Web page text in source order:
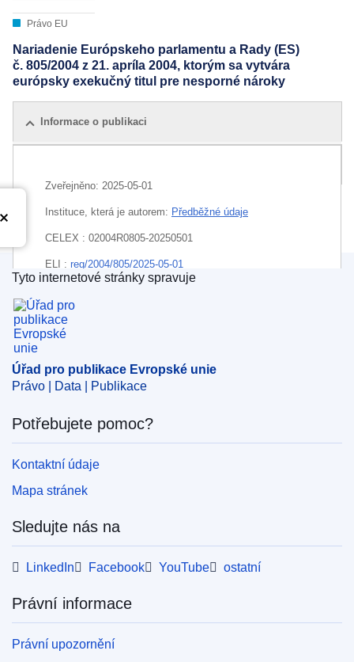
Právo EU
Nariadenie Európskeho parlamentu a Rady (ES)
č. 805/2004 z 21. apríla 2004, ktorým sa vytvára
európsky exekučný titul pre nesporné nároky
Informace o publikaci
Zveřejněno: 2025-05-01
Instituce, která je autorem: Předběžné údaje
CELEX : 02004R0805-20250501
ELI : reg/2004/805/2025-05-01
EDITION : bd095a0d-6502-11ed-9f85-01aa75ed71a1
EDITION : 0f05e089-0b03-4faa-9398-cf3677798bdc
Úřad pro publikace Evropské unie
Tyto internetové stránky spravuje
Úřad pro publikace Evropské unie
Právo | Data | Publikace
Potřebujete pomoc?
Kontaktní údaje
Mapa stránek
Sledujte nás na
LinkedIn Facebook YouTube ostatní
Právní informace
Právní upozornění